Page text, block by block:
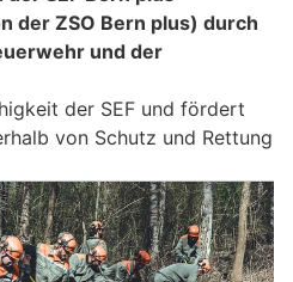
der ZSO Bern plus) durch
und der
der SEF und fördert
von Schutz und Rettung